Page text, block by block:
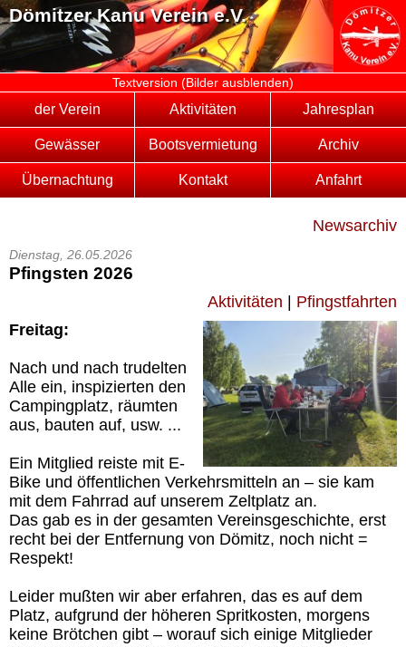
Dömitzer Kanu Verein e.V.
Textversion (Bilder ausblenden)
der Verein Aktivitäten Jahresplan
Gewässer Bootsvermietung Archiv
Übernachtung Kontakt Anfahrt
Newsarchiv
Dienstag, 26.05.2026
Pfingsten 2026
Aktivitäten
Pfingstfahrten
Freitag:
Nach und nach trudelten
Alle ein, inspizierten den
Campingplatz, räumten
aus, bauten auf, usw. ...
Ein Mitglied reiste mit E-
Bike und öffentlichen Verkehrsmitteln an – sie kam
mit dem Fahrrad auf unserem Zeltplatz an.
Das gab es in der gesamten Vereinsgeschichte, erst
recht bei der Entfernung von Dömitz, noch nicht =
Respekt!
Leider mußten wir aber erfahren, das es auf dem
Platz, aufgrund der höheren Spritkosten, morgens
keine Brötchen gibt – worauf sich einige Mitglieder